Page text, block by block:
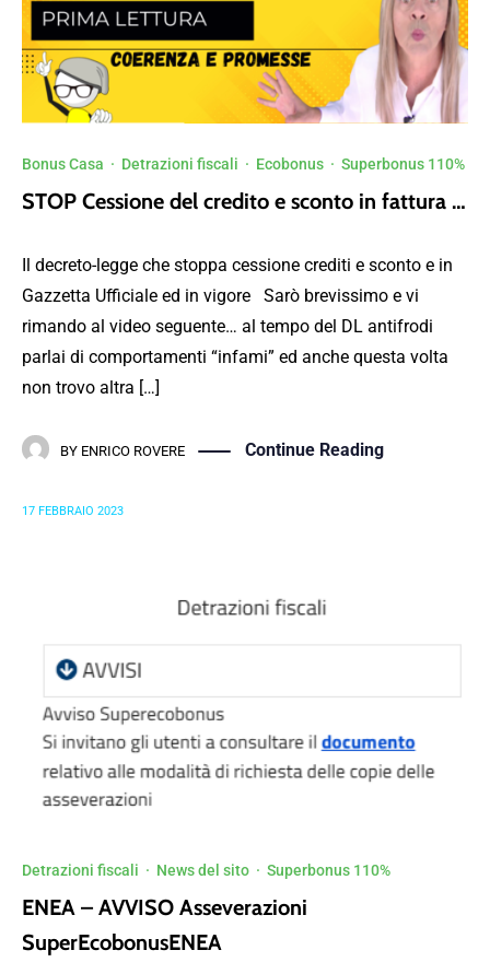
Bonus Casa · Detrazioni fiscali · Ecobonus · Superbonus 110%
STOP Cessione del credito e sconto in fattura …
Il decreto-legge che stoppa cessione crediti e sconto e in
Gazzetta Ufficiale ed in vigore Sarò brevissimo e vi
rimando al video seguente… al tempo del DL antifrodi
parlai di comportamenti “infami” ed anche questa volta
non trovo altra […]
BY ENRICO ROVERE Continue Reading
17 FEBBRAIO 2023
Detrazioni fiscali · News del sito · Superbonus 110%
ENEA – AVVISO Asseverazioni
SuperEcobonusENEA